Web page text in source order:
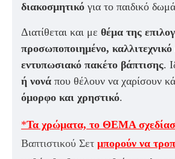
διακοσμητικό για το παιδικό
Διατίθεται και με θέμα της
προσωποποιημένο, καλλιτεχνικό
εντυπωσιακό πακέτο βάπτισης.
ή νονά που θέλουν να χαρίσουν
όμορφο και χρηστικό.
*Τα χρώματα, το ΘΕΜΑ
Βαπτιστικού Σετ μπορούν να